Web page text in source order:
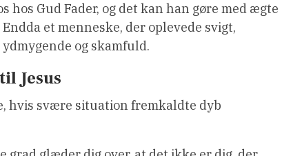
Gud Fader, og det kan han gøre med ægte
et menneske, der oplevede svigt,
og skamfuld.
Jesus
hvis svære situation fremkaldte dyb